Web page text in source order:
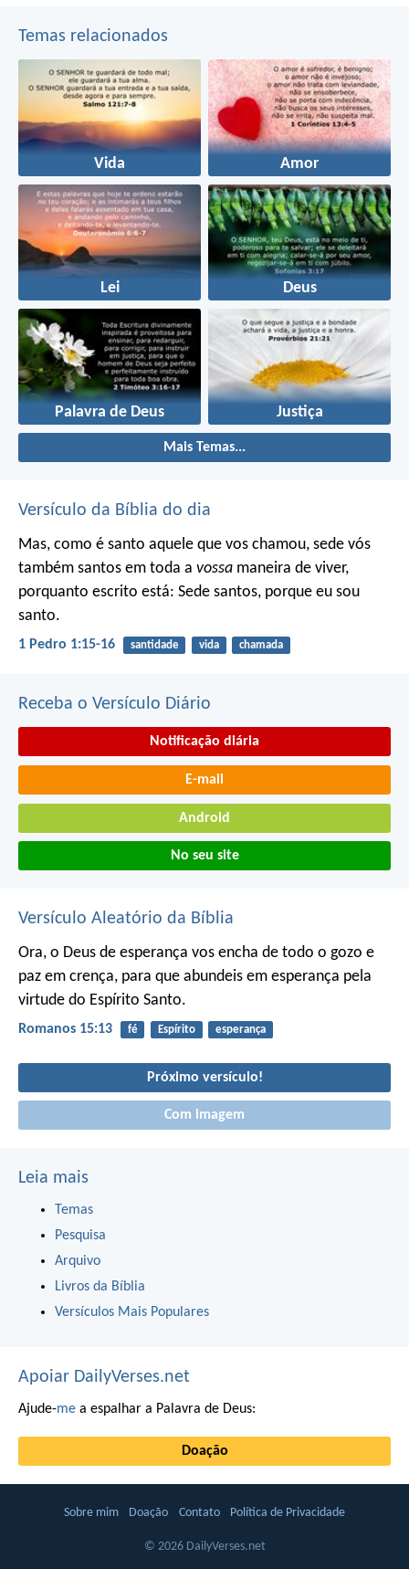
Temas relacionados
Vida Amor
Lei Deus
Palavra de Deus Justiça
Mais Temas...
Versículo da Bíblia do dia
Mas, como é santo aquele que vos chamou, sede vós
também santos em toda a vossa maneira de viver,
porquanto escrito está: Sede santos, porque eu sou
santo.
1 Pedro 1:15-16 santidade vida chamada
Receba o Versículo Diário
Notificação diária
E-mail
Android
No seu site
Versículo Aleatório da Bíblia
Ora, o Deus de esperança vos encha de todo o gozo e
paz em crença, para que abundeis em esperança pela
virtude do Espírito Santo.
Romanos 15:13 fé Espírito esperança
Próximo versículo!
Com imagem
Leia mais
Temas
Pesquisa
Arquivo
Livros da Bíblia
Versículos Mais Populares
Apoiar DailyVerses.net
Ajude-me a espalhar a Palavra de Deus:
Doação
Sobre mim Doação Contato Política de Privacidade
© 2026 DailyVerses.net